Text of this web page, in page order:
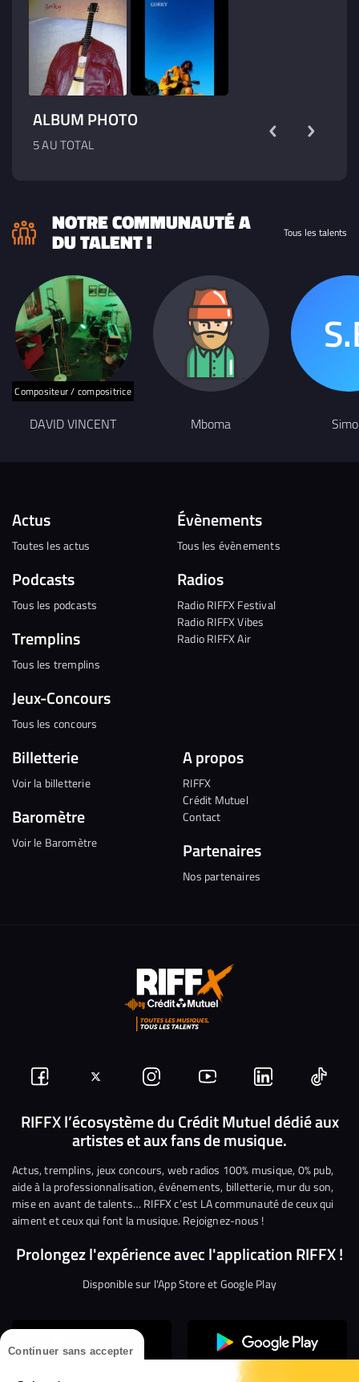
Continuer sans accepter
ALBUM PHOTO
5 AU TOTAL
NOTRE COMMUNAUTÉ A
DU TALENT ! Tous les talents
Compositeur / compositrice
DAVID VINCENT Mboma
Actus
Toutes les actus
Podcasts
Tous les podcasts
Tremplins
Tous les tremplins
Jeux-Concours
Tous les concours
Évènements
Tous les évènements
Radios
Radio RIFFX Festival
Radio RIFFX Vibes
Radio RIFFX Air
Billetterie
Voir la billetterie
Baromètre
Voir le Baromètre
A propos
RIFFX
Crédit Mutuel
Contact
Partenaires
Nos partenaires
Suivez-
nous
Facebook
Suivez-
nous
sur
Twitter
Nous
rejoindre
sur
Instagram
Nous
rejoindre
sur
YouTube
Nous
rejoindre
sur
Linkedin
Nous
RIFFX l’écosystème du Crédit Mutuel dédié aux
artistes et aux fans de musique.
Actus, tremplins, jeux concours, web radios 100% musique, 0% pub,
aide à la professionnalisation, événements, billetterie, mur du son,
mise en avant de talents… RIFFX c’est LA communauté de ceux qui
aiment et ceux qui font la musique. Rejoignez-nous !
Prolongez l'expérience avec l'application RIFFX !
Disponible sur l'App Store et Google Play